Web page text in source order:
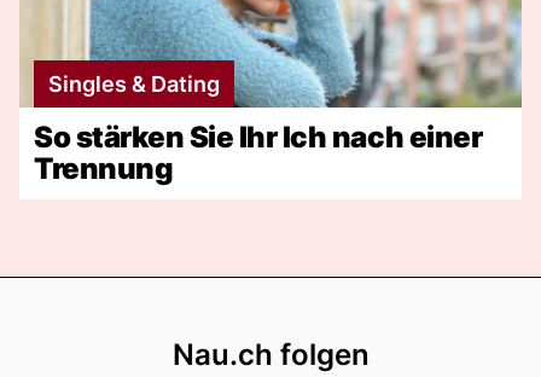
Singles & Dating
So stärken Sie Ihr Ich nach einer
Trennung
Nau.ch folgen